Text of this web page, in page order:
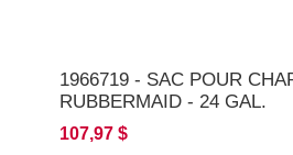
1966719 - SAC POUR
RUBBERMAID - 24 GAL.
107,97 $